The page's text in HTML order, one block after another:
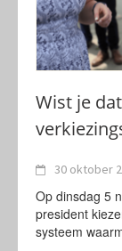
Wist je
30 oktober
Op dinsdag 5
president
systeem